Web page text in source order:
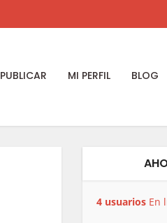
PUBLICAR MI PERFIL BLOG
4 usuarios En